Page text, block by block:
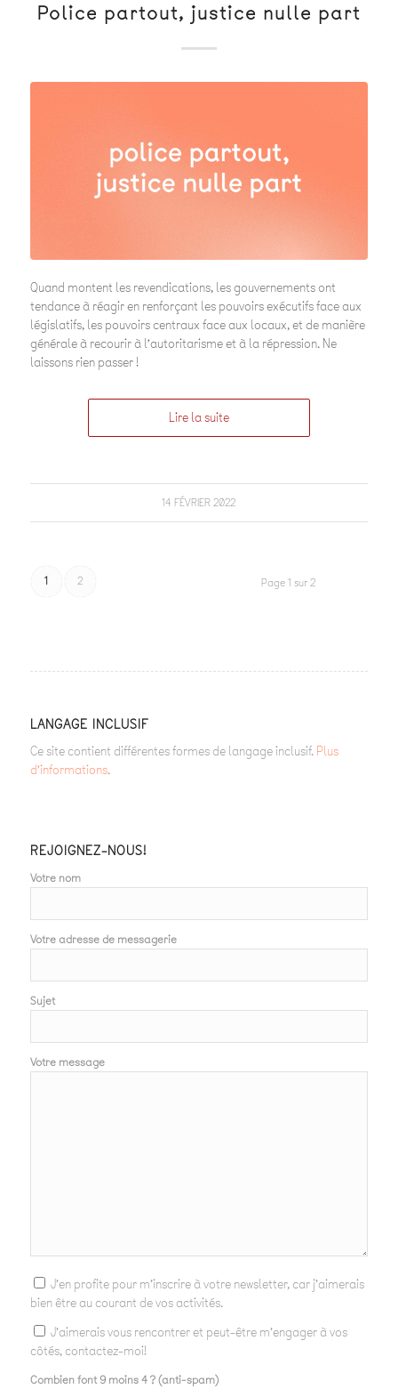
Police partout, justice nulle part
Quand montent les revendications, les gouvernements ont
tendance à réagir en renforçant les pouvoirs exécutifs face aux
législatifs, les pouvoirs centraux face aux locaux, et de manière
générale à recourir à l’autoritarisme et à la répression. Ne
laissons rien passer !
Lire la suite
14 FÉVRIER 2022
Page 1 sur 2
1 2
LANGAGE INCLUSIF
Ce site contient différentes formes de langage inclusif. Plus
d’informations.
REJOIGNEZ-NOUS!
Votre nom
Votre adresse de messagerie
Sujet
Votre message
J'en profite pour m'inscrire à votre newsletter, car j'aimerais
bien être au courant de vos activités.
J'aimerais vous rencontrer et peut-être m'engager à vos
côtés, contactez-moi!
Combien font 9 moins 4 ? (anti-spam)